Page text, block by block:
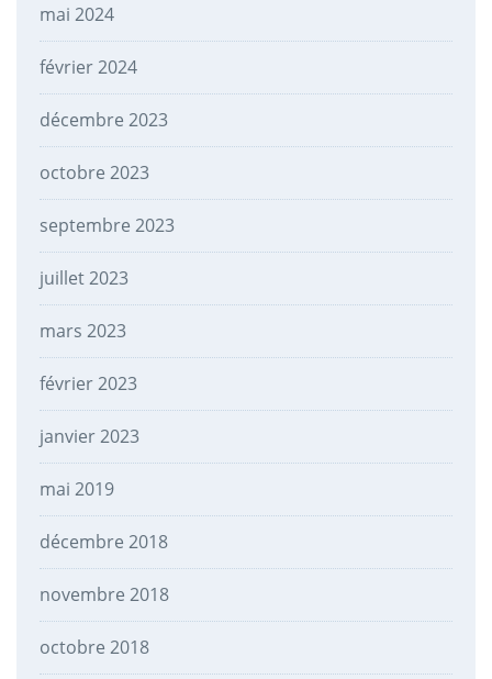
mai 2024
février 2024
décembre 2023
octobre 2023
septembre 2023
juillet 2023
mars 2023
février 2023
janvier 2023
mai 2019
décembre 2018
novembre 2018
octobre 2018